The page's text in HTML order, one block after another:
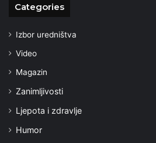
Categories
Izbor uredništva
Video
Magazin
Zanimljivosti
Ljepota i zdravlje
Humor